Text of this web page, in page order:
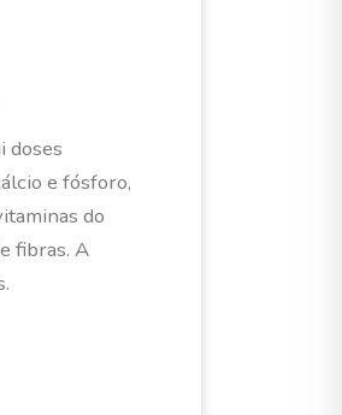
doses
e fósforo,
do
fibras. A